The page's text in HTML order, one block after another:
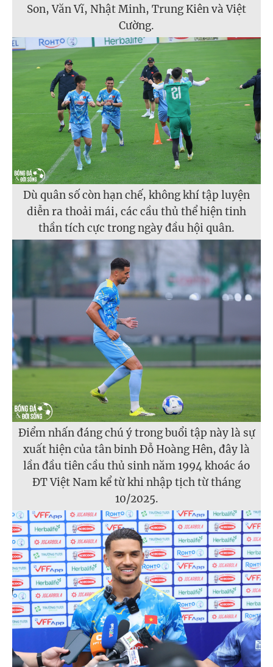
Son, Văn Vĩ, Nhật Minh, Trung Kiên và Việt
Cường.
Dù quân số còn hạn chế, không khí tập luyện
diễn ra thoải mái, các cầu thủ thể hiện tinh
thần tích cực trong ngày đầu hội quân.
Điểm nhấn đáng chú ý trong buổi tập này là sự
xuất hiện của tân binh Đỗ Hoàng Hên, đây là
lần đầu tiên cầu thủ sinh năm 1994 khoác áo
ĐT Việt Nam kể từ khi nhập tịch từ tháng
10/2025.